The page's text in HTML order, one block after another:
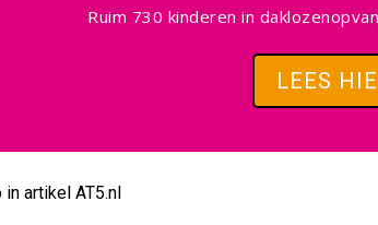
Ruim 730 kinderen in
LEES
artikel AT5.nl